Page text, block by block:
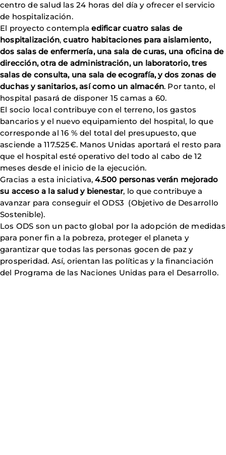
centro de salud las 24 horas del día y ofrecer el servicio
de hospitalización.
El proyecto contemplaedificar cuatro salas de
hospitalización,cuatro habitaciones para aislamiento,
dos salas de enfermería, una sala de curas, una oficina de
dirección, otra de administración, un laboratorio, tres
salas de consulta, una sala de ecografía, y dos zonas de
duchas y sanitarios, así como un almacén. Por tanto, el
hospital pasará de disponer 15 camas a 60.
El socio local contribuye con el terreno, los gastos
bancarios y el nuevo equipamiento del hospital, lo que
corresponde al 16 % del total del presupuesto, que
asciende a 117.525€. Manos Unidas aportará el resto para
que el hospital esté operativo del todo al cabo de 12
meses desde el inicio de la ejecución.
Gracias a esta iniciativa,4.500 personas verán mejorado
su acceso a la salud y bienestar, lo que contribuye a
avanzar para conseguir el ODS3 (Objetivo de Desarrollo
Sostenible).
Los ODS son un pacto global por la adopción de medidas
para poner fin a la pobreza, proteger el planeta y
garantizar que todas las personas gocen de paz y
prosperidad. Así, orientan las políticas y la financiación
del Programa de las Naciones Unidas para el Desarrollo.